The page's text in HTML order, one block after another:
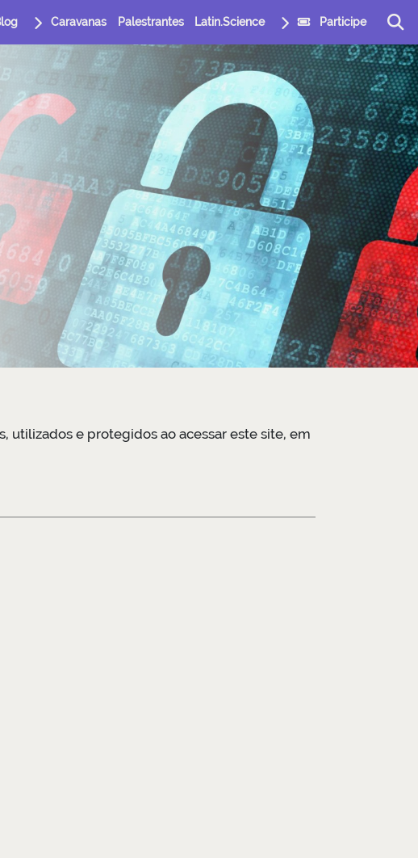
Caravanas Palestrantes Latin.Science Participe
utilizados e protegidos ao acessar este site, em